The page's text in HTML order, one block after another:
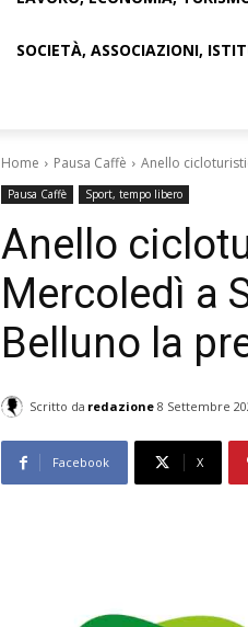
SOCIETÀ, ASSOCIAZIONI,
Home Pausa Caffè Anello
Pausa Caffè Sport, tempo libero
Anello
Mercoledì a
Belluno la
Scritto da redazione 8 Settembre
Facebook X